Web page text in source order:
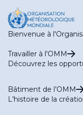
Bienvenue à
Travailler à l'OMM
Découvrez les
Bâtiment de l’OMM
L'histoire de la